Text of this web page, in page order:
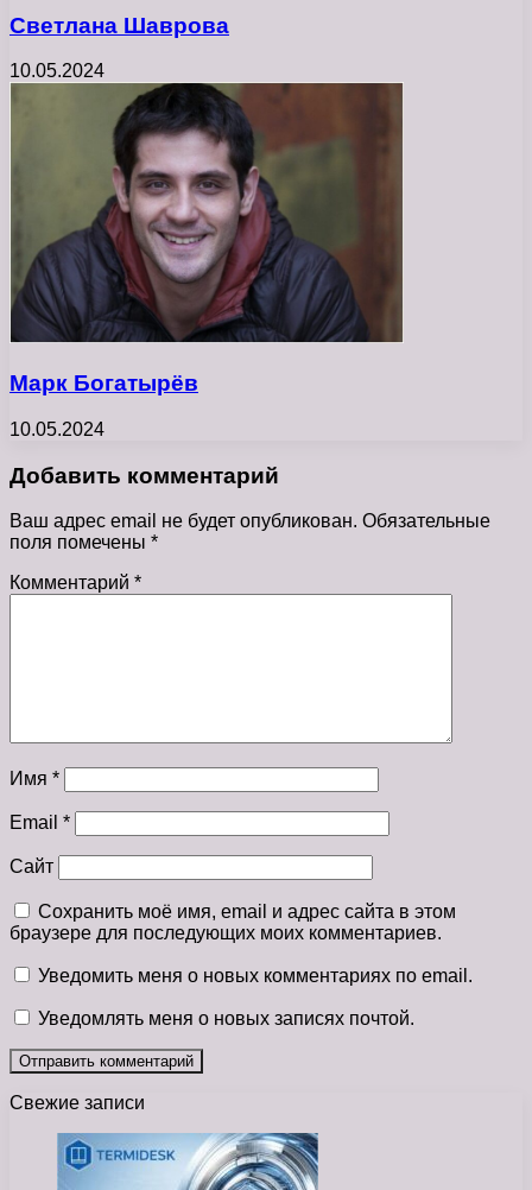
Светлана Шаврова
10.05.2024
Марк Богатырёв
10.05.2024
Добавить комментарий
Ваш адрес email не будет опубликован. Обязательные
поля помечены *
Комментарий *
Имя *
Email *
Сайт
Сохранить моё имя, email и адрес сайта в этом
браузере для последующих моих комментариев.
Уведомить меня о новых комментариях по email.
Уведомлять меня о новых записях почтой.
Свежие записи